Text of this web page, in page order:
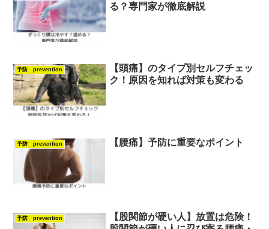
る？専門家が徹底解説
予防 prevention
【頭痛】のタイプ別セルフチェッ
ク！原因を知れば対策も変わる
予防 prevention 【腰痛】予防に重要なポイント
予防 prevention
【股関節が硬い人】放置は危険！